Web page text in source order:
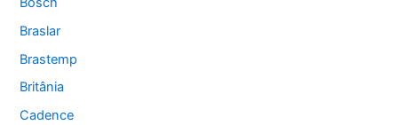
Braslar
Brastemp
Britânia
Cadence